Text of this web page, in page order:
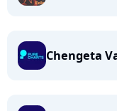
Chengeta